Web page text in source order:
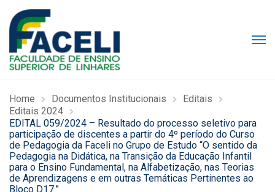
Home Documentos Institucionais
Editais
Editais 2024
EDITAL 059/2024 – Resultado do processo seletivo para
participação de discentes a partir do 4º período do Curso
de Pedagogia da Faceli no Grupo de Estudo “O sentido da
Pedagogia na Didática, na Transição da Educação Infantil
para o Ensino Fundamental, na Alfabetização, nas Teorias
de Aprendizagens e em outras Temáticas Pertinentes ao
Bloco D17.”